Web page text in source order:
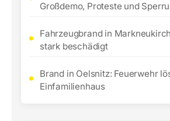
Großdemo, Proteste und
Fahrzeugbrand in
stark beschädigt
Brand in Oelsnitz: Feuerwehr
Einfamilienhaus